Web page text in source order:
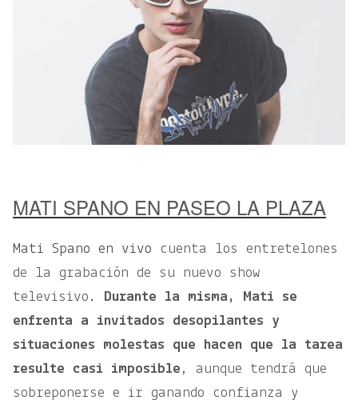
MATI SPANO EN PASEO LA PLAZA
Mati Spano en vivo cuenta los entretelones
de la grabación de su nuevo show
televisivo.
Durante la misma, Mati se
enfrenta a invitados desopilantes y
situaciones molestas que hacen que la tarea
resulte casi imposible , aunque tendrá que
sobreponerse e ir ganando confianza y